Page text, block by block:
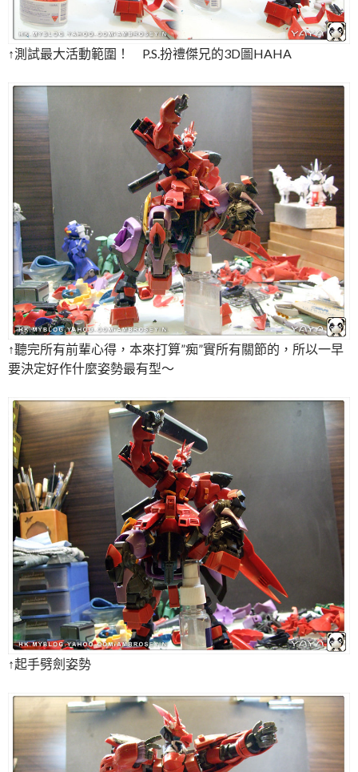
↑測試最大活動範圍！ P.S.扮禮傑兄的3D圖HAHA
↑聽完所有前輩心得，本來打算”痴”實所有關節的，所以一早
要決定好作什麼姿勢最有型～
↑起手劈劍姿勢